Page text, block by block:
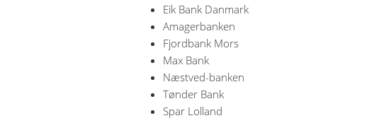
Eik Bank Danmark
Amagerbanken
Fjordbank Mors
Max Bank
Næstved-banken
Tønder Bank
Spar Lolland